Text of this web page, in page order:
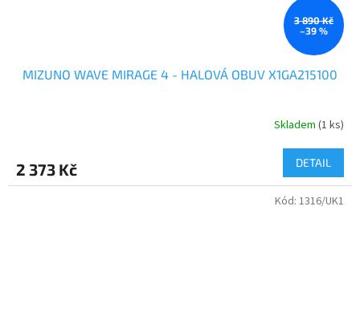
3 890 Kč
–39 %
MIZUNO WAVE MIRAGE 4 - HALOVÁ OBUV X1GA215100
Skladem (1 ks)
2 373 Kč DETAIL
Kód: 1316/UK1